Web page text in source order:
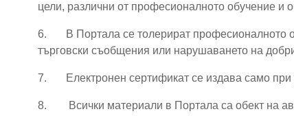
цели, различни от професионалното обучение и
6.
В Портала се толерират професионалното
търговски съобщения или нарушаването на
7. Електронен сертификат се издава само
8. Всички материали в Портала са обект на